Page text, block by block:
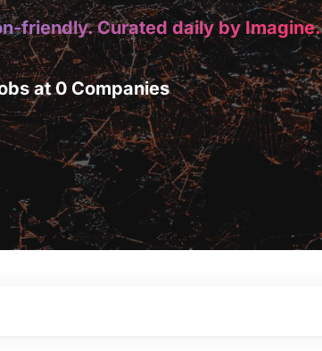
friendly. Curated daily by Imagine.
at 0 Companies